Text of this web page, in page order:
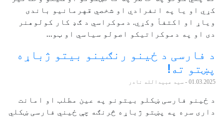
کړي او یا په انفرادي او شخصي قهرمانیو باندی
ویاړ او اکتفأ وکړي. دموکراسي د ګډ کار کولوهنر
دی او په دموکراتیکو اصولو سیاسي او ټو...
د فارسی د ځينو رنګینو بیتو ژباړه
پښتو ته!
01.03.2025 - سید عبیدالله نادر
د ځینو فارسی ښکلو بیتونو په عین مطلب او امانت
داری سره په پښتو ژباړه څرنګه چې ځیني فارسی ښکلي